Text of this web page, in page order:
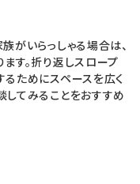
がいらっしゃる場合は、
す。折り返しスロープ
ためにスペースを広く
てみることをおすすめ